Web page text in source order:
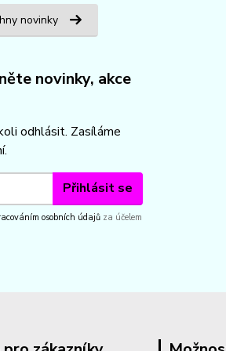
novinky
novinky, akce
odhlásit. Zasíláme
Přihlásit se
osobních údajů za účelem